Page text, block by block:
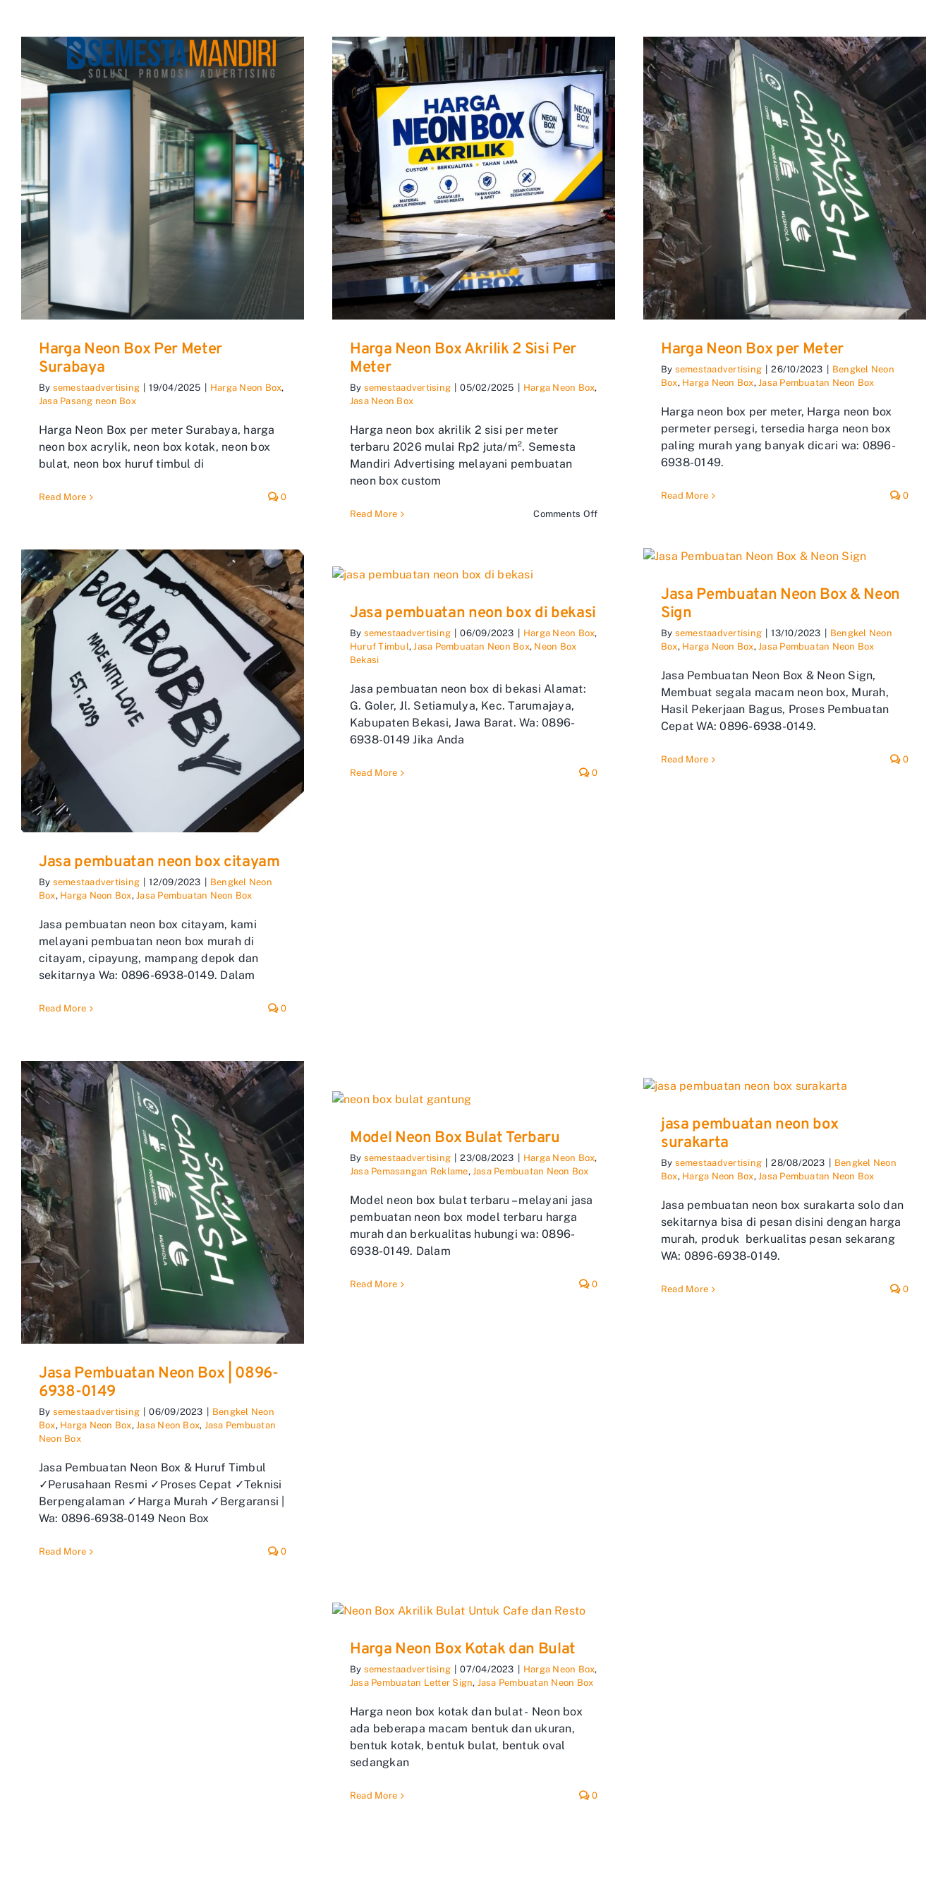
Harga Neon Box Per Meter
Surabaya
By semestaadvertising 19/04/2025 Harga Neon Box,
Jasa Pasang neon Box
Harga Neon Box per meter Surabaya, harga
neon box acrylik, neon box kotak, neon box
bulat, neon box huruf timbul di
Read More 0
Harga Neon Box Akrilik 2 Sisi Per
Meter
By semestaadvertising 05/02/2025 Harga Neon Box,
Jasa Neon Box
Harga neon box akrilik 2 sisi per meter
terbaru 2026 mulai Rp2 juta/m². Semesta
Mandiri Advertising melayani pembuatan
neon box custom
Read More Comments Offon
Harga Neon Box per Meter
By semestaadvertising 26/10/2023
Bengkel Neon
Box, Harga Neon Box,Jasa Pembuatan Neon Box
Harga neon box per meter, Harga neon box
permeter persegi, tersedia harga neon box
paling murah yang banyak dicari wa: 0896-
6938-0149.
Read More 0
Jasa Pembuatan Neon Box & Neon
Sign
By semestaadvertising 13/10/2023
Bengkel Neon
Box, Harga Neon Box,Jasa Pembuatan Neon Box
Jasa Pembuatan Neon Box & Neon Sign,
Membuat segala macam neon box, Murah,
Hasil Pekerjaan Bagus, Proses Pembuatan
Cepat WA: 0896-6938-0149.
Read More 0
Jasa pembuatan neon box citayam
By semestaadvertising 12/09/2023
Bengkel Neon
Box, Harga Neon Box,Jasa Pembuatan Neon Box
Jasa pembuatan neon box citayam, kami
melayani pembuatan neon box murah di
citayam, cipayung, mampang depok dan
sekitarnya Wa: 0896-6938-0149. Dalam
Read More 0
Jasa pembuatan neon box di bekasi
By semestaadvertising 06/09/2023 Harga Neon Box,
Huruf Timbul,Jasa Pembuatan Neon Box, Neon Box
Bekasi
Jasa pembuatan neon box di bekasi Alamat:
G. Goler, Jl. Setiamulya, Kec. Tarumajaya,
Kabupaten Bekasi, Jawa Barat. Wa: 0896-
6938-0149 Jika Anda
Read More 0
Jasa Pembuatan Neon Box | 0896-
6938-0149
By semestaadvertising 06/09/2023
Bengkel Neon
Box, Harga Neon Box,Jasa Neon Box, Jasa Pembuatan
Neon Box
Jasa Pembuatan Neon Box & Huruf Timbul
✓Perusahaan Resmi ✓Proses Cepat ✓Teknisi
Berpengalaman ✓Harga Murah ✓Bergaransi |
Wa: 0896-6938-0149 Neon Box
Read More 0
jasa pembuatan neon box
surakarta
By semestaadvertising 28/08/2023
Bengkel Neon
Box, Harga Neon Box,Jasa Pembuatan Neon Box
Jasa pembuatan neon box surakarta solo dan
sekitarnya bisa di pesan disini dengan harga
murah, produk berkualitas pesan sekarang
WA: 0896-6938-0149.
Read More 0
Model Neon Box Bulat Terbaru
By semestaadvertising 23/08/2023 Harga Neon Box,
Jasa Pemasangan Reklame,Jasa Pembuatan Neon Box
Model neon box bulat terbaru – melayani jasa
pembuatan neon box model terbaru harga
murah dan berkualitas hubungi wa: 0896-
6938-0149. Dalam
Read More 0
Harga Neon Box Kotak dan Bulat
By semestaadvertising 07/04/2023 Harga Neon Box,
Jasa Pembuatan Letter Sign, Jasa Pembuatan Neon Box
Harga neon box kotak dan bulat - Neon box
ada beberapa macam bentuk dan ukuran,
bentuk kotak, bentuk bulat, bentuk oval
sedangkan
Read More 0